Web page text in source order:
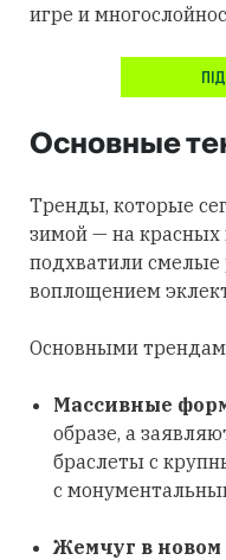
игре и
Основные
Тренды, которые
зимой — на красных
подхватили смелые
воплощением
Основными
Массивные
образе, а
браслеты с
с
Жемчуг в